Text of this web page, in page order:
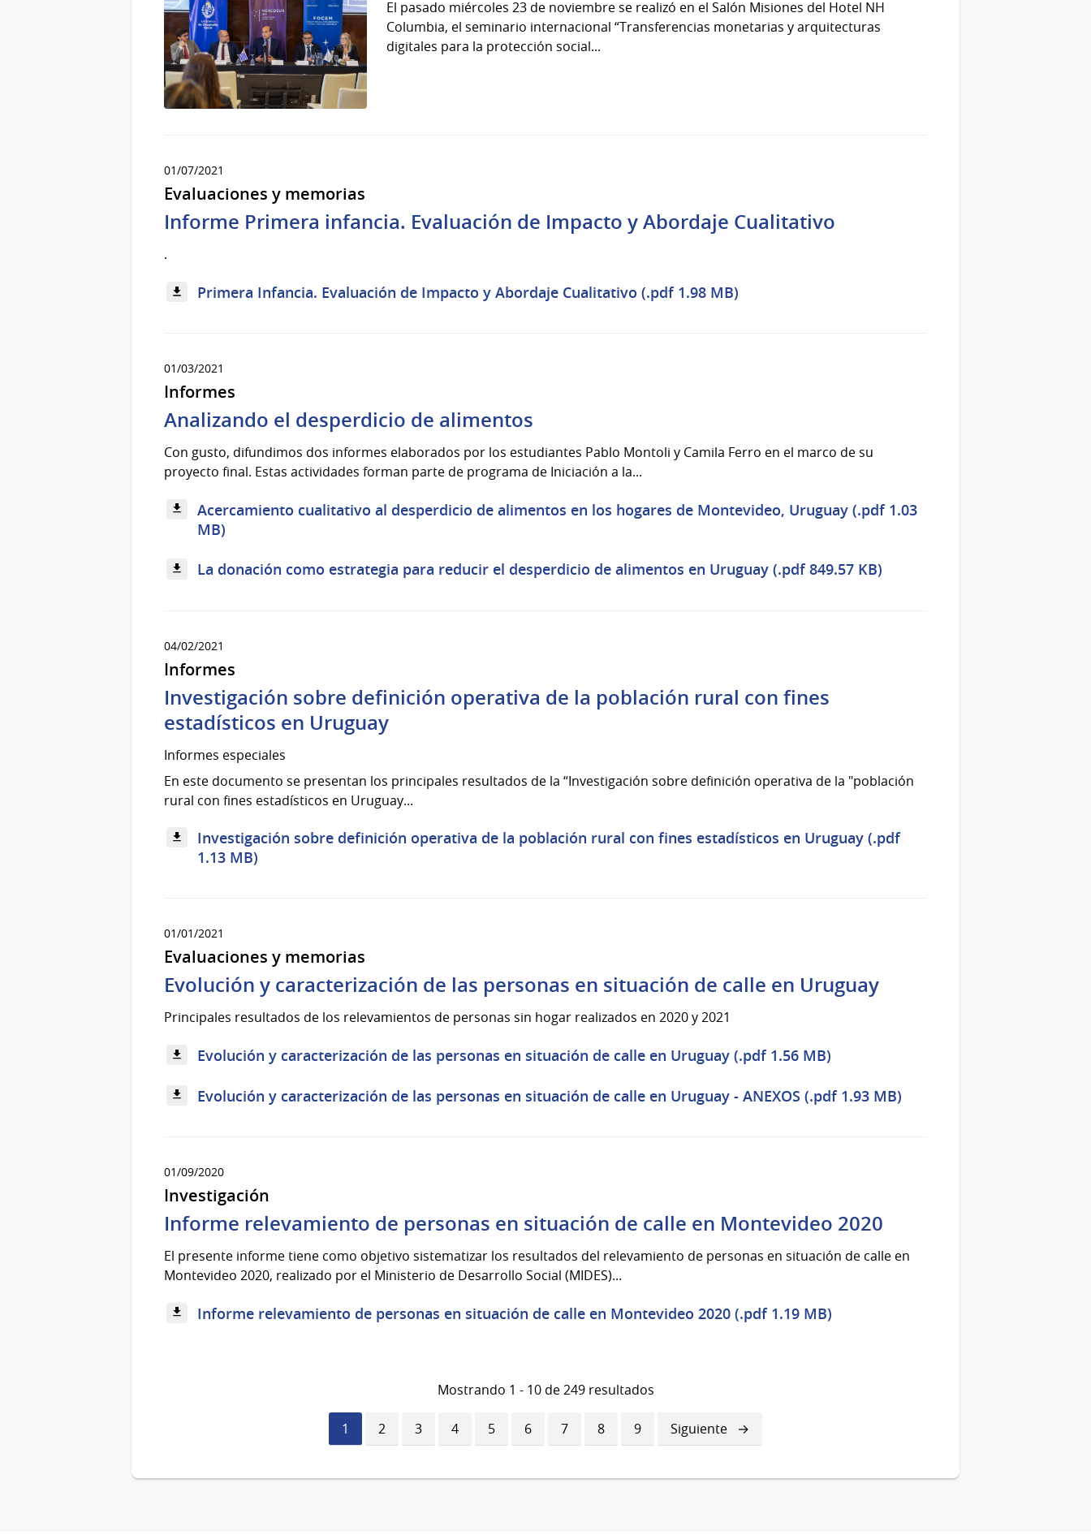
El pasado miércoles 23 de noviembre se realizó en el Salón Misiones del Hotel NH
Columbia, el seminario internacional “Transferencias monetarias y arquitecturas
digitales para la protección social...
01/07/2021
Evaluaciones y memorias
Informe Primera infancia. Evaluación de Impacto y Abordaje Cualitativo
.
Primera Infancia. Evaluación de Impacto y Abordaje Cualitativo (.pdf 1.98 MB)
01/03/2021
Informes
Analizando el desperdicio de alimentos
Con gusto, difundimos dos informes elaborados por los estudiantes Pablo Montoli y Camila Ferro en el marco de su
proyecto final. Estas actividades forman parte de programa de Iniciación a la...
Acercamiento cualitativo al desperdicio de alimentos en los hogares de Montevideo, Uruguay (.pdf 1.03
MB)
La donación como estrategia para reducir el desperdicio de alimentos en Uruguay (.pdf 849.57 KB)
04/02/2021
Informes
Investigación sobre definición operativa de la población rural con fines
estadísticos en Uruguay
Informes especiales
En este documento se presentan los principales resultados de la “Investigación sobre definición operativa de la "población
rural con fines estadísticos en Uruguay...
Investigación sobre definición operativa de la población rural con fines estadísticos en Uruguay (.pdf
1.13 MB)
01/01/2021
Evaluaciones y memorias
Evolución y caracterización de las personas en situación de calle en Uruguay
Principales resultados de los relevamientos de personas sin hogar realizados en 2020 y 2021
Evolución y caracterización de las personas en situación de calle en Uruguay (.pdf 1.56 MB)
Evolución y caracterización de las personas en situación de calle en Uruguay - ANEXOS (.pdf 1.93 MB)
01/09/2020
Investigación
Informe relevamiento de personas en situación de calle en Montevideo 2020
El presente informe tiene como objetivo sistematizar los resultados del relevamiento de personas en situación de calle en
Montevideo 2020, realizado por el Ministerio de Desarrollo Social (MIDES)...
Informe relevamiento de personas en situación de calle en Montevideo 2020 (.pdf 1.19 MB)
Mostrando 1 - 10 de 249 resultados
Página
actual
1 Página
2 Página
3 Página
4 Página
5 Página
6 Página
7 Página
8 Página
9
Siguiente
página
Siguiente